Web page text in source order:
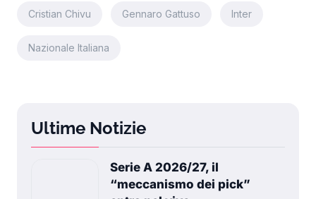
Cristian Chivu Gennaro Gattuso Inter
Nazionale Italiana
Ultime Notizie
Serie A 2026/27, il
“meccanismo dei pick”